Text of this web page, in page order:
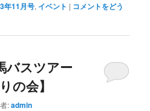
年11月号, イベント | コメントをどう
バスツアー
の会】
:admin